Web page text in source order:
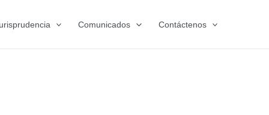
Comunicados Contáctenos